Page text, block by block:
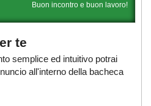
Buon incontro e buon lavoro!
te
semplice ed intuitivo potrai
all'interno della bacheca